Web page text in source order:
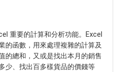
重要的計算和分析功能。Excel
的函數，用來處理複雜的計算及
的總和，又或是找出本月的銷售
少、找出百多樣貨品的價錢等